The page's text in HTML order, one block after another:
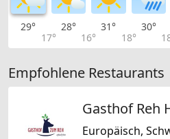
29°
17°
28°
16°
31°
18°
30°
Empfohlene Restaurants
Europäisch,